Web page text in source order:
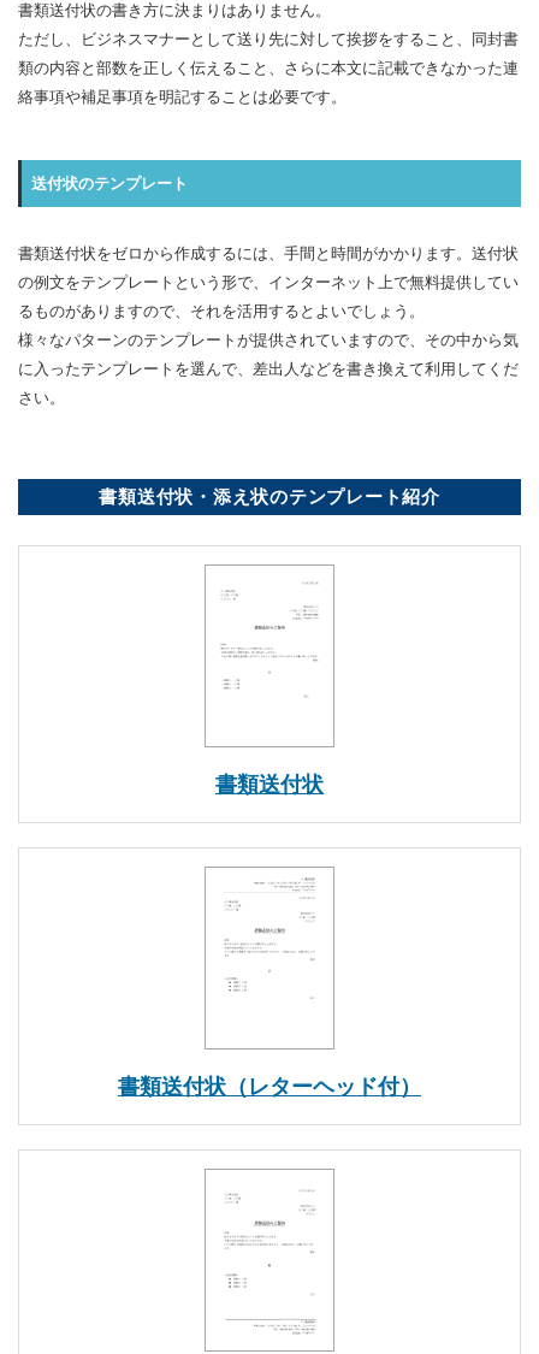
書類送付状の書き方に決まりはありません。
ただし、ビジネスマナーとして送り先に対して挨拶をすること、同封書
類の内容と部数を正しく伝えること、さらに本文に記載できなかった連
絡事項や補足事項を明記することは必要です。
送付状のテンプレート
書類送付状をゼロから作成するには、手間と時間がかかります。送付状
の例文をテンプレートという形で、インターネット上で無料提供してい
るものがありますので、それを活用するとよいでしょう。
様々なパターンのテンプレートが提供されていますので、その中から気
に入ったテンプレートを選んで、差出人などを書き換えて利用してくだ
さい。
書類送付状・添え状のテンプレート紹介
書類送付状
書類送付状（レターヘッド付）